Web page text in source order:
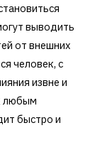
выводить
от внешних
человек, с
извне и
любым
быстро и